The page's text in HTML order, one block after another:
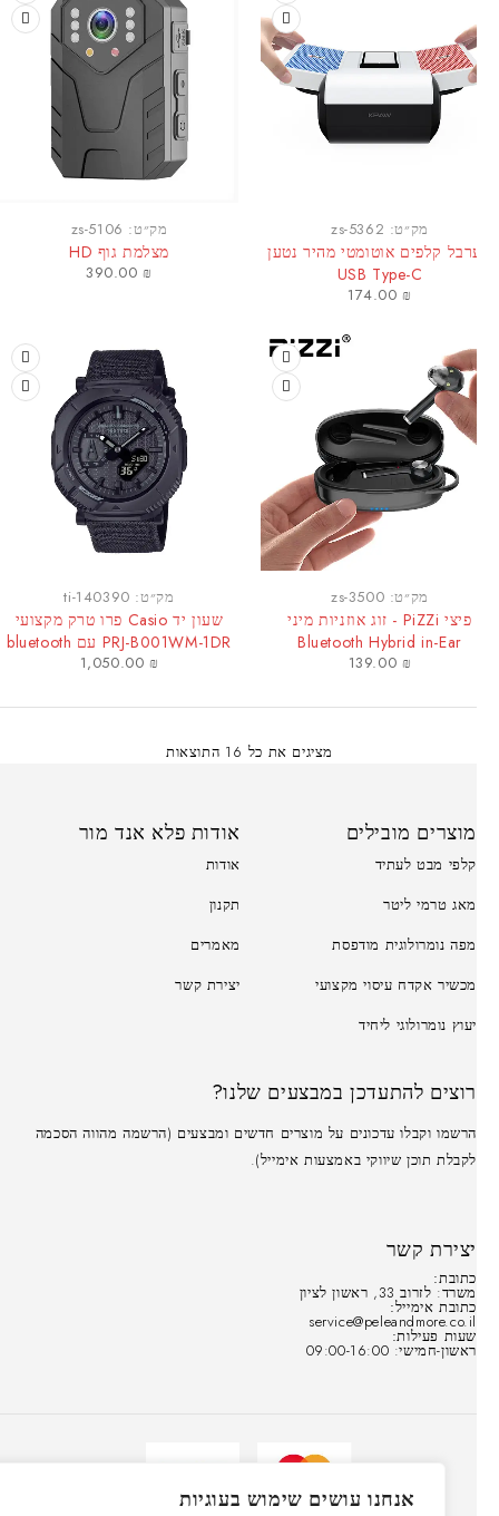
אנחנו עושים שימוש בעוגיות
מק״ט:zs-5362
קלפים אוטומטי מהיר נטען
USB Type-C
174.00
מק״ט:zs-5106
מצלמת גוף HD
390.00
מק״ט:zs-3500
פיצי PiZZi - זוג אוזניות מיני
Bluetooth Hybrid in-Ear
HeadPhones איכותיות עם בית
139.00
מק״ט:ti-140390
שעון יד Casio פרו טרק מקצועי
PRJ-B001WM-1DR עם bluetooth
1,050.00
מציגים את כל ⁦16⁩ התוצאות
יצירת קשר
כתובת:
משרד: לזרוב 33, ראשון לציון
כתובת אימייל:
service@peleandmore.co.il
שעות פעילות:
ראשון-חמישי: 09:00-16:00
מוצרים מובילים
קלפי מבט לעתיד
מאג טרמי ליטר
מפה נומרולוגית מודפסת
מכשיר אקדח עיסוי מקצועי
יעוץ נומרולוגי ליחיד
אודות פלא אנד מור
אודות
תקנון
מאמרים
יצירת קשר
רוצים להתעדכן במבצעים שלנו?
הרשמו וקבלו עדכונים על מוצרים חדשים ומבצעים (הרשמה מהווה הסכמה
לקבלת תוכן שיווקי באמצעות אימייל).
© כל הזכויות שמורות ״פלא אנד מור״ 2021-2025